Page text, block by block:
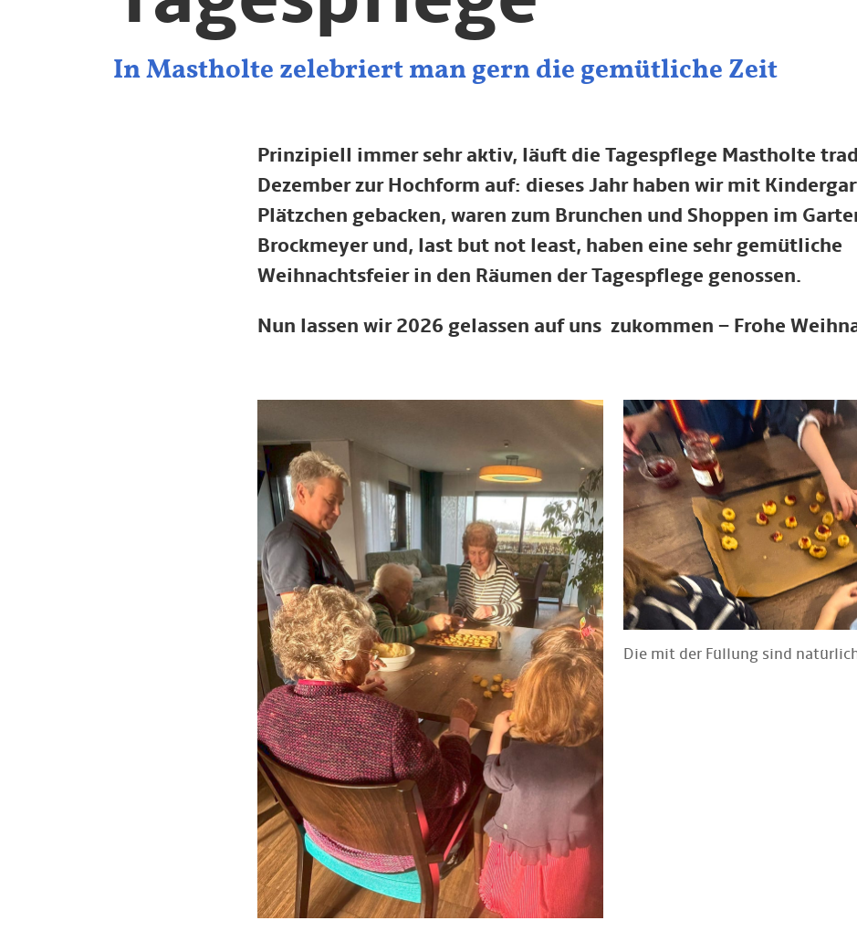
In Mastholte zelebriert man gern die gemütliche Zeit
Prinzipiell immer sehr aktiv, läuft die Tagespflege Mastholte
Dezember zur Hochform auf: dieses Jahr haben wir mit
Plätzchen gebacken, waren zum Brunchen und Shoppen im
Brockmeyer und, last but not least, haben eine sehr gemütliche
Weihnachtsfeier in den Räumen der Tagespflege genossen.
Nun lassen wir 2026 gelassen auf uns zukommen – Frohe
Die mit der Füllung sind